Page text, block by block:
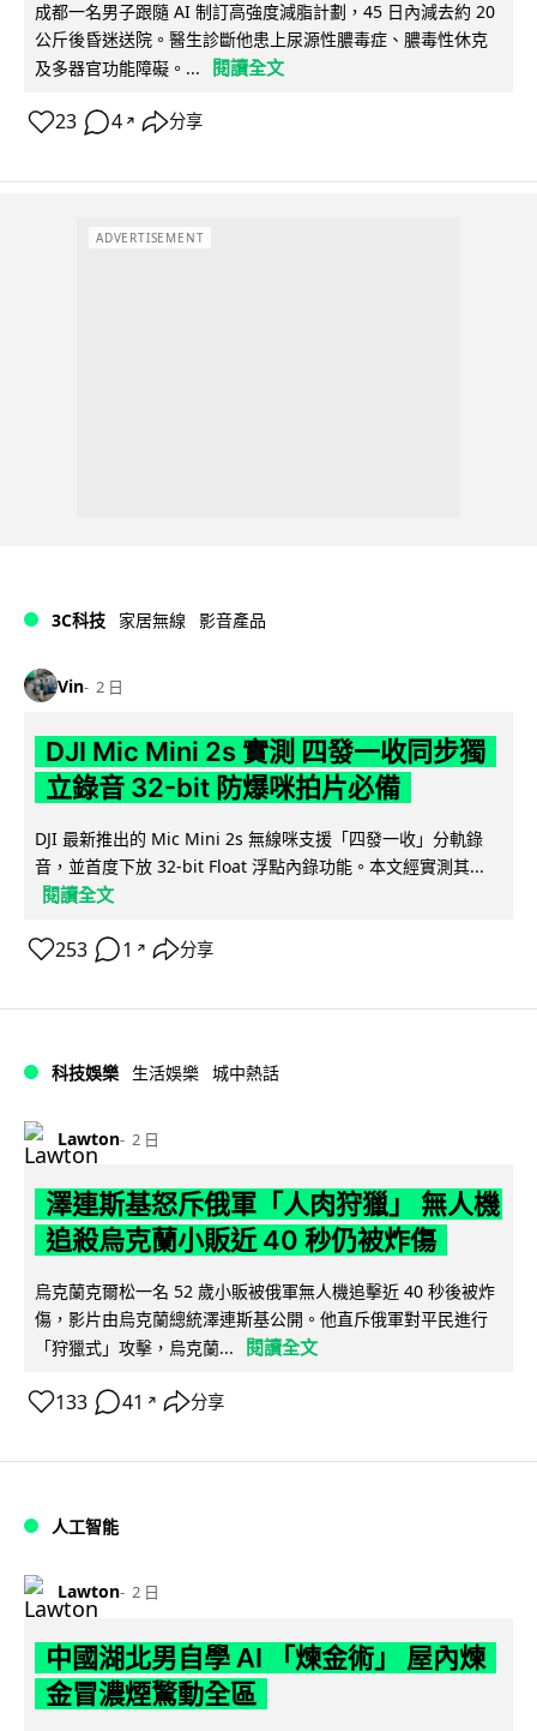
成都一名男子跟隨 AI 制訂高強度減脂計劃，45 日內減去約 20
公斤後昏迷送院。醫生診斷他患上尿源性膿毒症、膿毒性休克
及多器官功能障礙。...
閱讀全文
23 4 ↗ 分享
ADVERTISEMENT
3C科技 家居無線 影音產品
Vin 2 日
DJI Mic Mini 2s 實測 四發一收同步獨
立錄音 32-bit 防爆咪拍片必備
DJI 最新推出的 Mic Mini 2s 無線咪支援「四發一收」分軌錄
音，並首度下放 32-bit Float 浮點內錄功能。本文經實測其...
閱讀全文
253 1 ↗ 分享
科技娛樂 生活娛樂 城中熱話
Lawton 2 日
澤連斯基怒斥俄軍「人肉狩獵」 無人機
追殺烏克蘭小販近 40 秒仍被炸傷
烏克蘭克爾松一名 52 歲小販被俄軍無人機追擊近 40 秒後被炸
傷，影片由烏克蘭總統澤連斯基公開。他直斥俄軍對平民進行
「狩獵式」攻擊，烏克蘭...
閱讀全文
133 41 ↗ 分享
人工智能
Lawton 2 日
中國湖北男自學 AI 「煉金術」 屋內煉
金冒濃煙驚動全區